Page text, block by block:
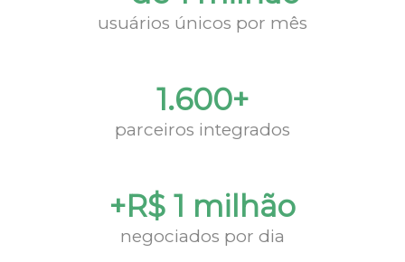
usuários únicos por mês
1.600+
parceiros integrados
+R$ 1 milhão
negociados por dia